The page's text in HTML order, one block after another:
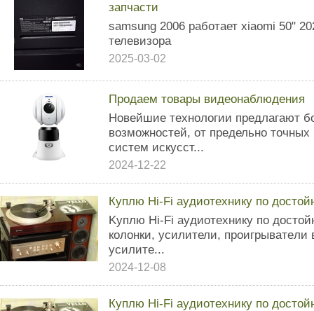
запчасти
samsung 2006 работает xiaomi 50"
телевизора
2025-03-02
Продаем товары видеонаблюдения
Новейшие технологии предлагают
возможностей, от предельно
систем искусст...
2024-12-22
Кyплю Hi-Fi ayдиотexникy пo
Kyплю Hi-Fi аyдиотехникy пo
колoнки, уcилители,
yсилитe...
2024-12-08
Кyплю Hi-Fi аyдиoтeхникy пo